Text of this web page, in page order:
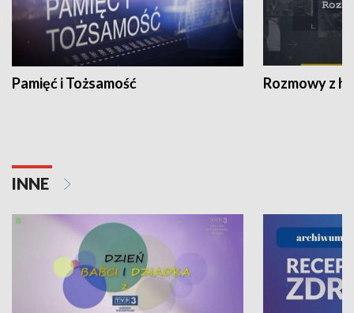
Pamięć i Tożsamość Rozmowy z
INNE